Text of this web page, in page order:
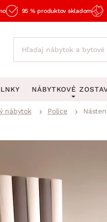
95 % produktov skladom
Stojacie lampy
Zobrazit vše
NÁBYTKOVÉ
Spálňové
nábytok Police